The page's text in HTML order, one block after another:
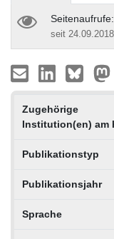
seit 24.09.2018
Zugehörige
Institution(en) am
Publikationstyp
Publikationsjahr
Sprache